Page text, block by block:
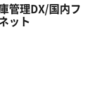
管理DX/国内フ
ット